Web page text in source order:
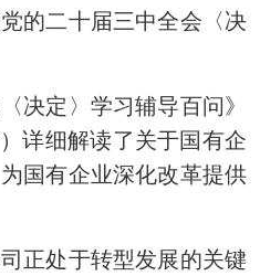
的二十届三中全会〈决
决定〉学习辅导百问》
详细解读了关于国有企
国有企业深化改革提供
正处于转型发展的关键